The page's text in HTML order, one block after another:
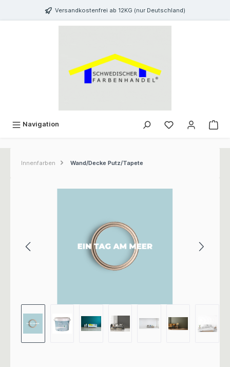
springen Versandkostenfrei ab 12KG (nur Deutschland)
Navigation
Innenfarben Wand/Decke Putz/Tapete